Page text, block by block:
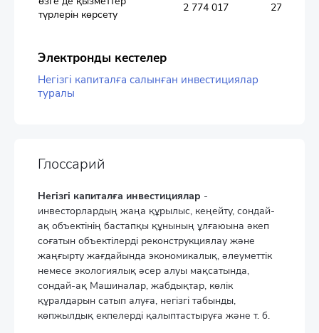
түрлерін көрсету
2 774 017 27,6
Электронды кестелер
Негізгі капиталға салынған инвестициялар
туралы
Глоссарий
Негізгі капиталға инвестициялар -
инвесторлардың жаңа құрылыс, кеңейту, сондай-
ақ объектінің бастапқы құнының ұлғаюына әкеп
соғатын объектілерді реконструкциялау және
жаңғырту жағдайында экономикалық, әлеуметтік
немесе экологиялық әсер алуы мақсатында,
сондай-ақ Машиналар, жабдықтар, көлік
құралдарын сатып алуға, негізгі табынды,
көпжылдық екпелерді қалыптастыруға және т. б.